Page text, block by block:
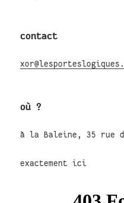
contact
où ?
à la Baleine, 35 rue
exactement ici